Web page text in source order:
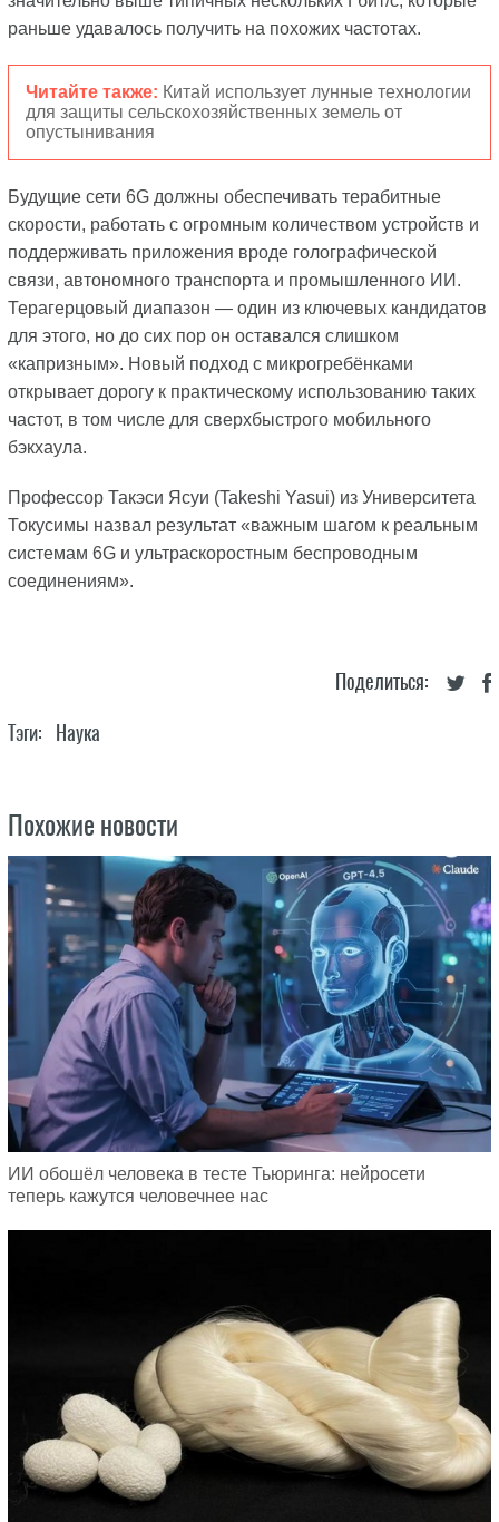
раньше удавалось получить на похожих частотах.
Читайте также: Китай использует лунные технологии
для защиты сельскохозяйственных земель от
опустынивания
Будущие сети 6G должны обеспечивать терабитные
скорости, работать с огромным количеством устройств и
поддерживать приложения вроде голографической
связи, автономного транспорта и промышленного ИИ.
Терагерцовый диапазон — один из ключевых кандидатов
для этого, но до сих пор он оставался слишком
«капризным». Новый подход с микрогребёнками
открывает дорогу к практическому использованию таких
частот, в том числе для сверхбыстрого мобильного
бэкхаула.
Профессор Такэси Ясуи (Takeshi Yasui) из Университета
Токусимы назвал результат «важным шагом к реальным
системам 6G и ультраскоростным беспроводным
соединениям».
Поделиться:
Тэги: Наука
Похожие новости
ИИ обошёл человека в тесте Тьюринга: нейросети
теперь кажутся человечнее нас